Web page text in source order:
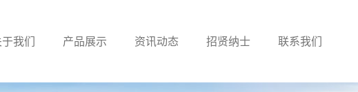
我们 产品展示 资讯动态 招贤纳士 联系我们